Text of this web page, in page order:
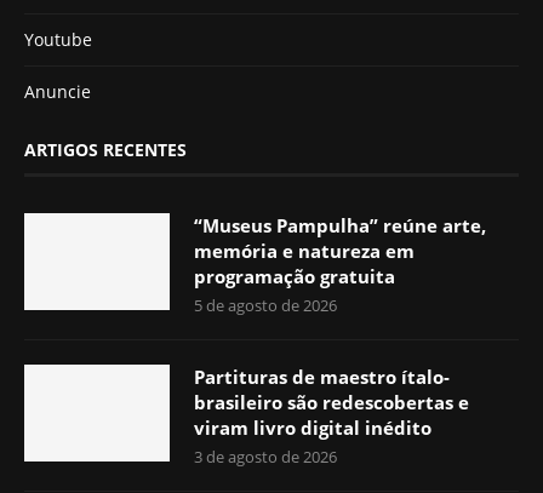
Youtube
Anuncie
ARTIGOS RECENTES
“Museus Pampulha” reúne arte,
memória e natureza em
programação gratuita
5 de agosto de 2026
Partituras de maestro ítalo-
brasileiro são redescobertas e
viram livro digital inédito
3 de agosto de 2026